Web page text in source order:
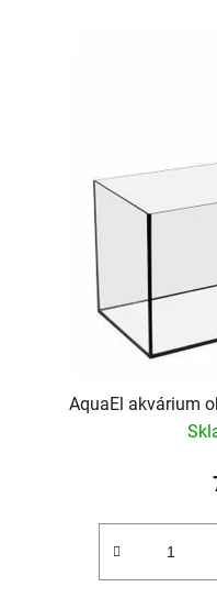
AquaEl akvárium